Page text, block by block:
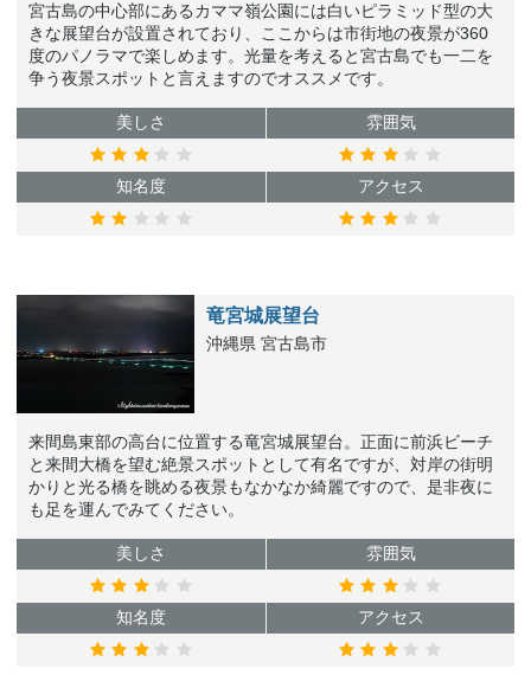
宮古島の中心部にあるカママ嶺公園には白いピラミッド型の大
きな展望台が設置されており、ここからは市街地の夜景が360
度のパノラマで楽しめます。光量を考えると宮古島でも一二を
争う夜景スポットと言えますのでオススメです。
美しさ 雰囲気
知名度 アクセス
竜宮城展望台
沖縄県 宮古島市
来間島東部の高台に位置する竜宮城展望台。正面に前浜ビーチ
と来間大橋を望む絶景スポットとして有名ですが、対岸の街明
かりと光る橋を眺める夜景もなかなか綺麗ですので、是非夜に
も足を運んでみてください。
美しさ 雰囲気
知名度 アクセス